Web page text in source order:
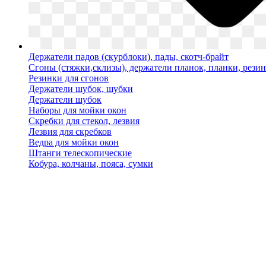
Держатели падов (скурблоки), пады, скотч-брайт
Сгоны (стяжки,склизы), держатели планок, планки,
Резинки для сгонов
Держатели шубок, шубки
Держатели шубок
Наборы для мойки окон
Скребки для стекол, лезвия
Лезвия для скребков
Ведра для мойки окон
Штанги телескопические
Кобура, колчаны, пояса, сумки